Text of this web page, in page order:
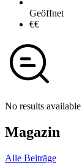
Geöffnet
€€
No results available
Magazin
Alle Beiträge